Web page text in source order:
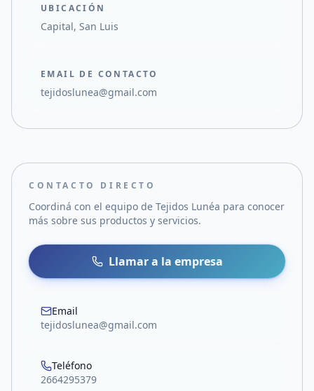
UBICACIÓN
Capital, San Luis
EMAIL DE CONTACTO
tejidoslunea@gmail.com
CONTACTO DIRECTO
Coordiná con el equipo de Tejidos Lunéa para conocer
más sobre sus productos y servicios.
Llamar a la empresa
Email
tejidoslunea@gmail.com
Teléfono
2664295379